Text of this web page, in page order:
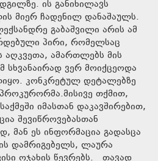
ის განიხილავს
მიერ ჩადენილ დანაშაულს.
გაბაშვილი არის ამ
პირი, რომელსაც
აღკვეთა, ამართლებს მის
სხვანაირად ვერ მოიქცეოდა
კონკრეტულ დეტალებზე
თქმით,
იმასთან დაკავშირებით,
შევიწროვებასთან
მან ეს ინფორმაცია გადასცა
დამრიგებელს, ლაურა
ოჯახის წევრებს. თავად